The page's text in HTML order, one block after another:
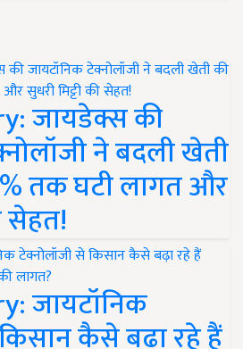
जायडेक्स की
ने बदली खेती
तक घटी लागत और
सेहत!
जायटॉनिक
कैसे बढ़ा रहे हैं